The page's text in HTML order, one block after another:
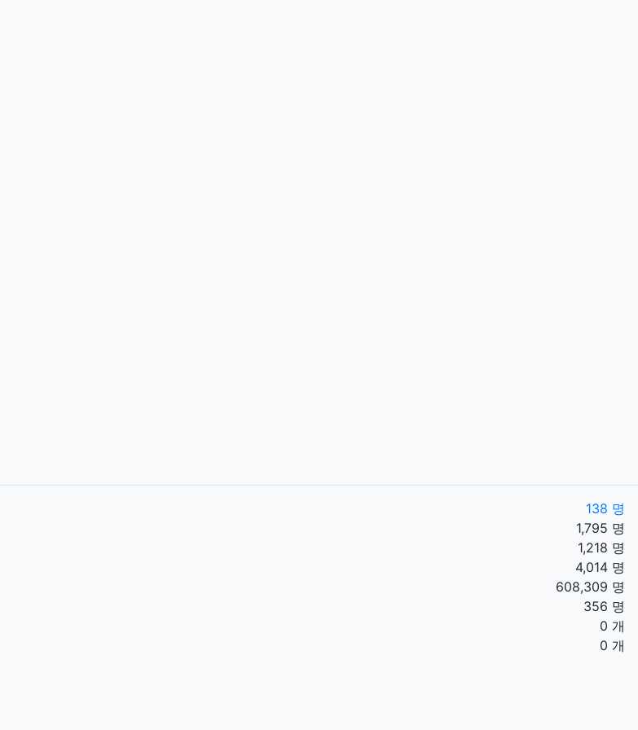
138 명
1,795 명
1,218 명
4,014 명
608,309 명
356 명
0 개
0 개